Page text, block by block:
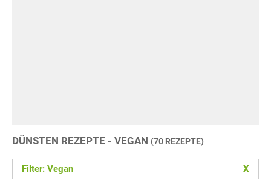
DÜNSTEN REZEPTE - VEGAN (70 REZEPTE)
Filter: Vegan X